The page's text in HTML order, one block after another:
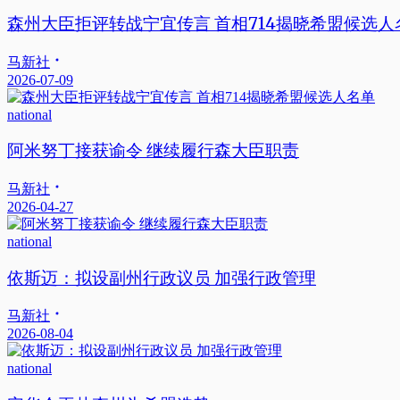
森州大臣拒评转战宁宜传言 首相714揭晓希盟候选人
马新社
2026-07-09
national
阿米努丁接获谕令 继续履行森大臣职责
马新社
2026-04-27
national
依斯迈：拟设副州行政议员 加强行政管理
马新社
2026-08-04
national